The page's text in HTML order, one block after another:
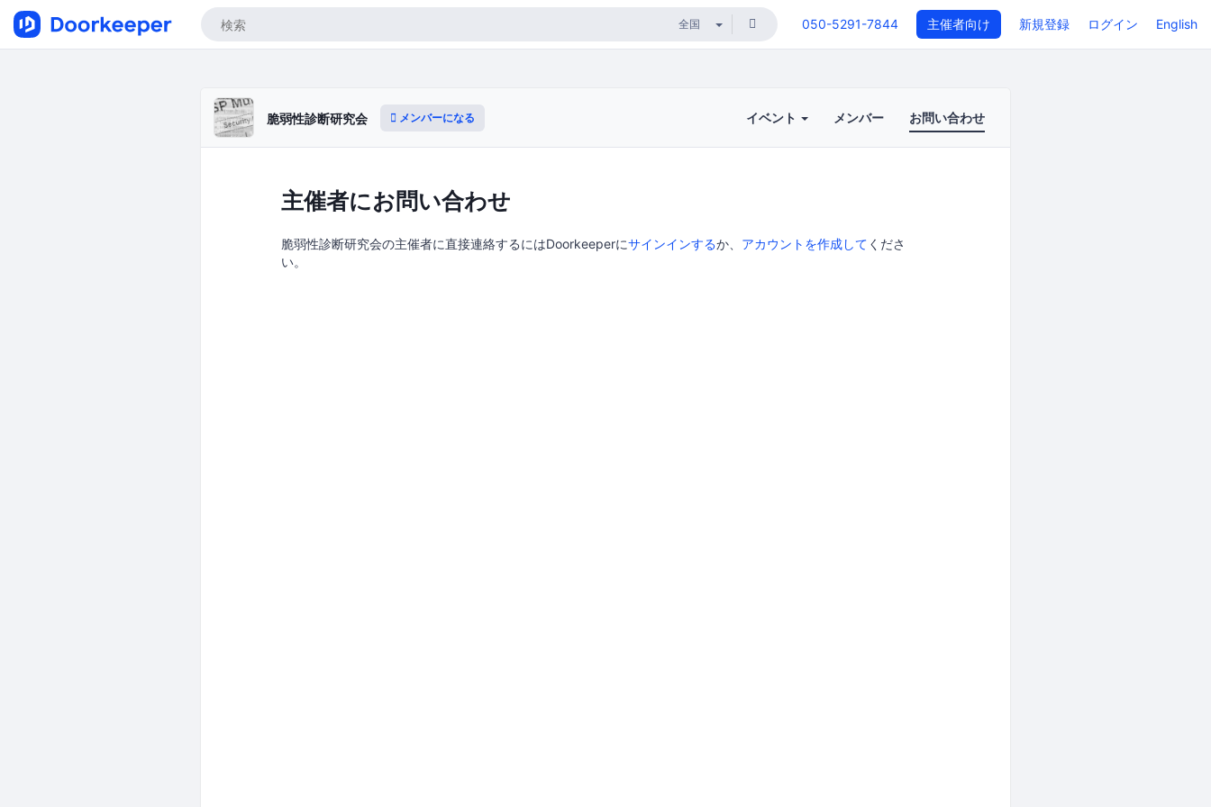
050-5291-7844 主催者向け 新規登録 ログイン English
脆弱性診断研究会 メンバーになる イベント メンバー お問い合わせ
主催者にお問い合わせ
脆弱性診断研究会の主催者に直接連絡するにはDoorkeeperにサインインするか、 アカウントを作成して くださ
い。